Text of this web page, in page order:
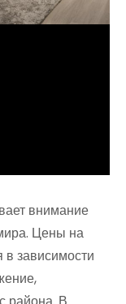
внимание
Цены на
зависимости